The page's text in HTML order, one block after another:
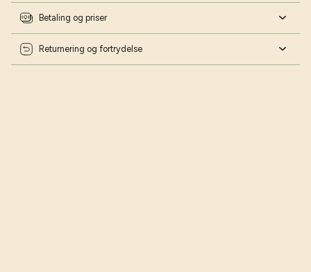
Betaling og priser
Returnering og fortrydelse